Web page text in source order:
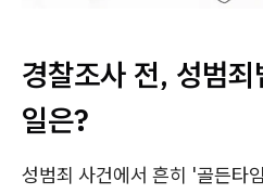
경찰조사 전, 성범
일은?
성범죄 사건에서 흔히 '골든타